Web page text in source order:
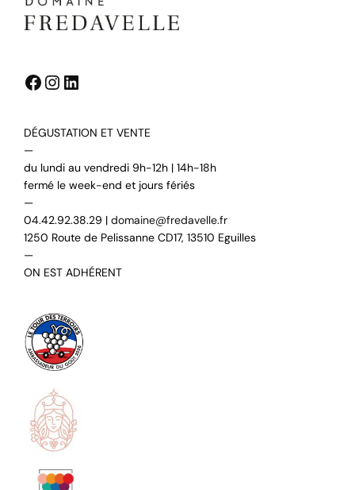
Facebook
Instagram
LinkedIn
DÉGUSTATION ET VENTE
—
du lundi au vendredi 9h-12h | 14h-18h
fermé le week-end et jours fériés
—
04.42.92.38.29 | domaine@fredavelle.fr
1250 Route de Pelissanne CD17, 13510 Eguilles
—
ON EST ADHÉRENT